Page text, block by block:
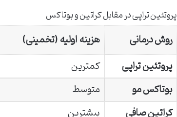
پروتئین تراپی در مقابل کراتین و بوتاکس
روش درمانی هزینه اولیه (تخمینی)
پروتئین تراپی
کمترین
بوتاکس مو
متوسط
کراتین صافی
بیشترین